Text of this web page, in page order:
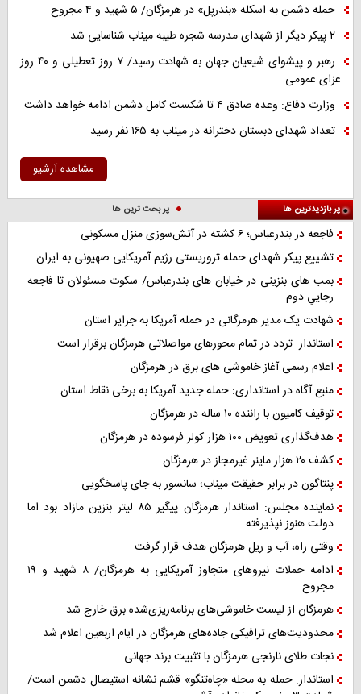
حمله دشمن به اسکله «بندرپل» در هرمزگان/ ۵ شهید و ۴ مجروح
۲ پیکر دیگر از شهدای مدرسه شجره طیبه میناب شناسایی شد
رهبر و پیشوای شیعیان جهان به شهادت رسید/ ۷ روز تعطیلی و ۴۰ روز
عزای عمومی
وزارت دفاع: وعده صادق ۴ تا شکست کامل دشمن ادامه خواهد داشت
تعداد شهدای دبستان دخترانه در میناب به ۱۶۵ نفر رسید
مشاهده آرشیو
پر بازدیدترین ها پر بحث ترین ها
فاجعه در بندرعباس؛ ۶ کشته در آتش‌سوزی منزل مسکونی
تشییع پیکر شهدای حمله تروریستی رژیم آمریکایی صهیونی به ایران
بمب های بنزینی در خیابان های بندرعباس/ سکوت مسئولان تا فاجعه
رجاییِ دوم
شهادت یک مدیر هرمزگانی در حمله آمریکا به جزایر استان
استاندار: تردد در تمام محورهای مواصلاتی هرمزگان برقرار است
اعلام رسمی آغاز خاموشی های برق در هرمزگان
منبع آگاه در استانداری: حمله جدید آمریکا به برخی نقاط استان
توقیف کامیون با راننده ۱۰ ساله در هرمزگان
هدف‌گذاری تعویض ۱۰۰ هزار کولر فرسوده در هرمزگان
کشف ۲۰ هزار ماینر غیرمجاز در هرمزگان
پنتاگون در برابر حقیقت میناب؛ سانسور به جای پاسخگویی
نماینده مجلس: استاندار هرمزگان پیگیر ۸۵ لیتر بنزین مازاد بود اما
دولت هنوز نپذیرفته
وقتی راه، آب و ریل هرمزگان هدف قرار گرفت
ادامه حملات نیروهای متجاوز آمریکایی به هرمزگان/ ۸ شهید و ۱۹
مجروح
هرمزگان از لیست خاموشی‌های برنامه‌ریزی‌شده برق خارج شد
محدودیت‌های ترافیکی جاده‌های هرمزگان در ایام اربعین اعلام شد
نجات طلای نارنجی هرمزگان با تثبیت برند جهانی
استاندار: حمله به محله «چاه‌تنگو» قشم نشانه استیصال دشمن است/